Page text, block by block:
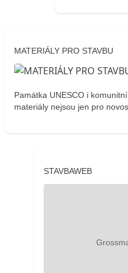
MATERIÁLY PRO STAVBU
Památka UNESCO i
materiály nejsou jen pro
STAVBAWEB